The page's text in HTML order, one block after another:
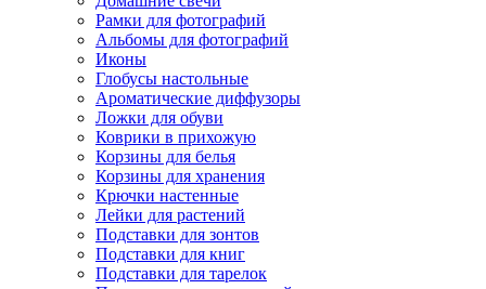
Рамки для фотографий
Альбомы для фотографий
Иконы
Глобусы настольные
Ароматические диффузоры
Ложки для обуви
Коврики в прихожую
Корзины для белья
Корзины для хранения
Крючки настенные
Лейки для растений
Подставки для зонтов
Подставки для книг
Подставки для тарелок